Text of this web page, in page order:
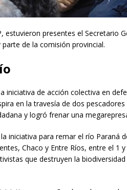
estuvieron presentes el Secretario
de la comisión provincial.
iniciativa de acción colectiva en
en la travesía de dos
y logró frenar una
iniciativa para remar el río Paraná
Chaco y Entre Ríos, entre el 1
que destruyen la